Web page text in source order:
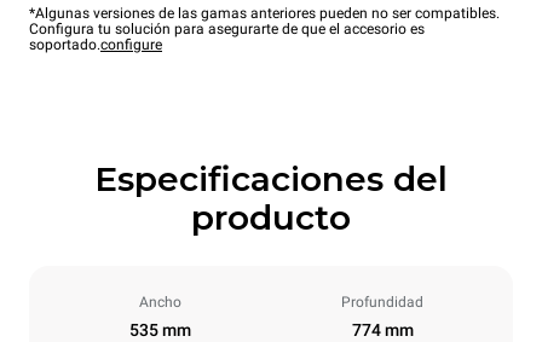
*Algunas versiones de las gamas anteriores pueden no ser compatibles.
Configura tu solución para asegurarte de que el accesorio es
soportado.configure
Especificaciones del
producto
Ancho
535 mm
Profundidad
774 mm